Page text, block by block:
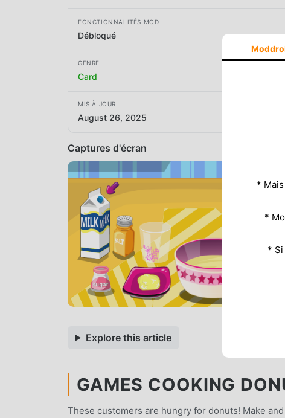
FONCTIONNALITÉS MOD
Débloqué
GENRE
Card
MIS À JOUR
August 26, 2025
Captures d'écran
Explore this article
GAMES COOKING
These customers are hungry for donuts! Make
*
*
*